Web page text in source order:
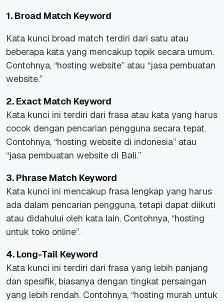
1. Broad Match Keyword
Kata kunci broad match terdiri dari satu atau
beberapa kata yang mencakup topik secara umum.
Contohnya, “hosting website” atau “jasa pembuatan
website.”
2. Exact Match Keyword
Kata kunci ini terdiri dari frasa atau kata yang harus
cocok dengan pencarian pengguna secara tepat.
Contohnya, “hosting website di indonesia” atau
“jasa pembuatan website di Bali.”
3. Phrase Match Keyword
Kata kunci ini mencakup frasa lengkap yang harus
ada dalam pencarian pengguna, tetapi dapat diikuti
atau didahului oleh kata lain. Contohnya, “hosting
untuk toko online”.
4. Long-Tail Keyword
Kata kunci ini terdiri dari frasa yang lebih panjang
dan spesifik, biasanya dengan tingkat persaingan
yang lebih rendah. Contohnya, “hosting murah untuk